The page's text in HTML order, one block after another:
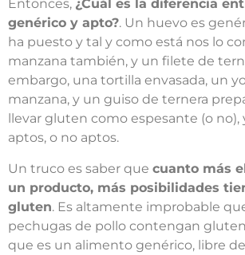
Entonces, ¿Cuál es la diferencia
genérico y apto?. Un huevo es
ha puesto y tal y como está nos lo
manzana también, y un filete de
embargo, una tortilla envasada, un
manzana, y un guiso de ternera
llevar gluten como espesante (o
aptos, o no aptos.
Un truco es saber que cuanto más
un producto, más posibilidades
gluten. Es altamente improbable
pechugas de pollo contengan
que es un alimento genérico, libre